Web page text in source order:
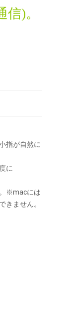
)。
指が自然に
に
※macには
きません。